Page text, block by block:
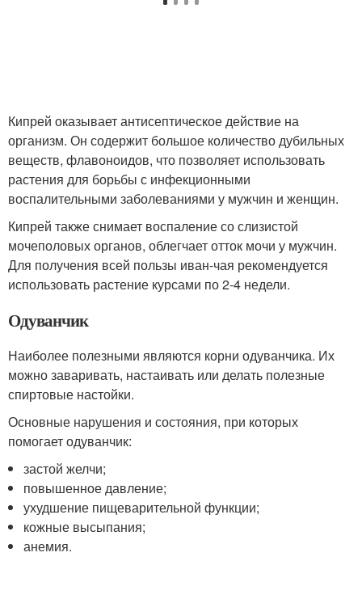
Кипрей оказывает антисептическое действие на
организм. Он содержит большое количество дубильных
веществ, флавоноидов, что позволяет использовать
растения для борьбы с инфекционными
воспалительными заболеваниями у мужчин и женщин.
Кипрей также снимает воспаление со слизистой
мочеполовых органов, облегчает отток мочи у мужчин.
Для получения всей пользы иван-чая рекомендуется
использовать растение курсами по 2-4 недели.
Одуванчик
Наиболее полезными являются корни одуванчика. Их
можно заваривать, настаивать или делать полезные
спиртовые настойки.
Основные нарушения и состояния, при которых
помогает одуванчик:
застой желчи;
повышенное давление;
ухудшение пищеварительной функции;
кожные высыпания;
анемия.